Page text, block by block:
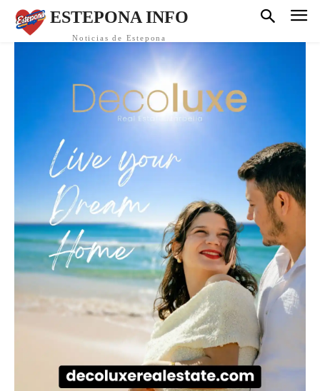
ESTEPONA INFO
Noticias de Estepona